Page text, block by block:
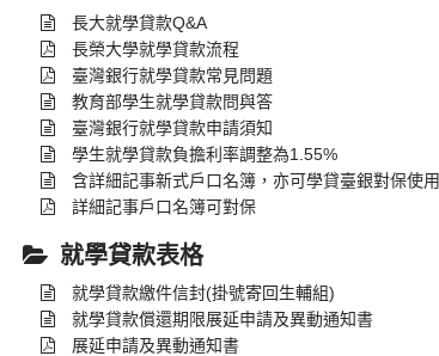
長大就學貸款Q&A
長榮大學就學貸款流程
臺灣銀行就學貸款常見問題
教育部學生就學貸款問與答
臺灣銀行就學貸款申請須知
學生就學貸款負擔利率調整為1.55%
含詳細記事新式戶口名簿，亦可學貸臺銀對保使用
詳細記事戶口名簿可對保
就學貸款表格
就學貸款繳件信封(掛號寄回生輔組)
就學貸款償還期限展延申請及異動通知書
展延申請及異動通知書